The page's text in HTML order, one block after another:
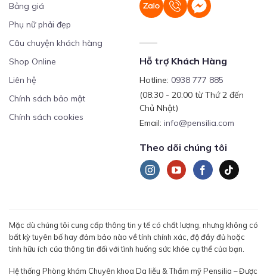
Bảng giá
Phụ nữ phải đẹp
Câu chuyện khách hàng
Shop Online
Liên hệ
Chính sách bảo mật
Chính sách cookies
Hỗ trợ Khách Hàng
Hotline: 0938 777 885
(08:30 - 20:00 từ Thứ 2 đến
Chủ Nhật)
Email: info@pensilia.com
Theo dõi chúng tôi
Mặc dù chúng tôi cung cấp thông tin y tế có chất lượng, nhưng không có
bất kỳ tuyên bố hay đảm bảo nào về tính chính xác, độ đầy đủ hoặc
tính hữu ích của thông tin đối với tình huống sức khỏe cụ thể của bạn.
Hệ thống Phòng khám Chuyên khoa Da liễu & Thẩm mỹ Pensilia – Được